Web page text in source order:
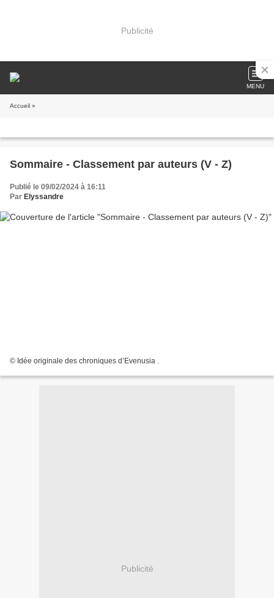
Publicité
MENU
Accueil »
Sommaire - Classement par auteurs (V - Z)
Publié le 09/02/2024 à 16:11
Par Elyssandre
© Idée originale des chroniques d’Evenusia .
Publicité